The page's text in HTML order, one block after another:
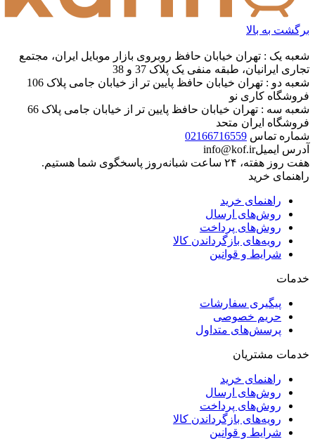
برگشت به بالا
شعبه یک : تهران خیابان حافظ روبروی بازار موبایل ایران، مجتمع
تجاری ایرانیان، طبقه منفی یک پلاک 37 و 38
شعبه دو : تهران خیابان حافظ پایین تر از خیابان جامی پلاک 106
فروشگاه کاری نو
شعبه سه : تهران خیابان حافظ پایین تر از خیابان جامی پلاک 66
فروشگاه ایران متحد
شماره تماس 02166716559
آدرس ایمیلinfo@kof.ir
هفت روز هفته، ۲۴ ساعت شبانه‌روز پاسخگوی شما هستیم.
راهنمای خرید
راهنمای خرید
روش‌های ارسال
روش‌های پرداخت
رویه‌های بازگرداندن کالا
شرایط و قوانین
خدمات
پیگیری سفارشات
حریم خصوصی
پرسش‌های متداول
خدمات مشتریان
راهنمای خرید
روش‌های ارسال
روش‌های پرداخت
رویه‌های بازگرداندن کالا
شرایط و قوانین